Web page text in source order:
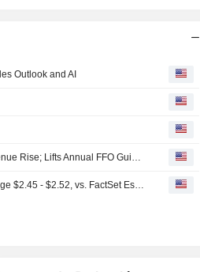
Outlook and AI
Tanger Q2 Core Funds From Operations, Revenue Rise; Lifts Annual FFO Guidance
(SKT) Tanger Expects Full Year 2026 FFO Range $2.45 - $2.52, vs. FactSet Est of $2.48